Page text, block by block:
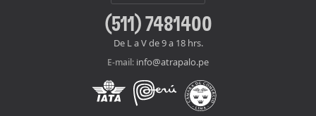
(511) 7481400
De L a V de 9 a 18 hrs.
E-mail: info@atrapalo.pe